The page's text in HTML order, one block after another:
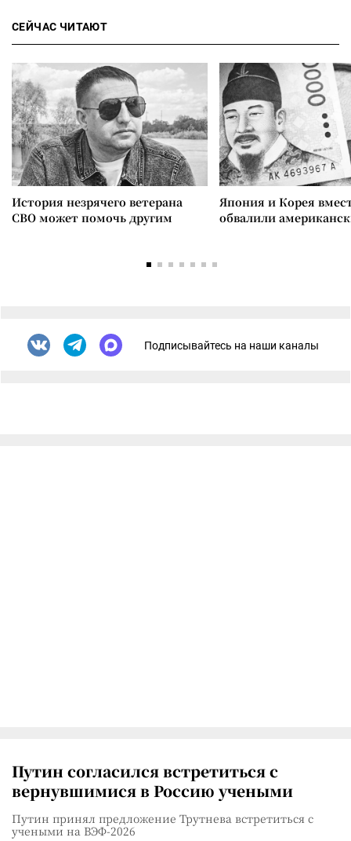
СЕЙЧАС ЧИТАЮТ
История незрячего ветерана
СВО может помочь другим
Япония и Корея
обвалили
Подписывайтесь на наши каналы
Путин согласился встретиться с
вернувшимися в Россию учеными
Путин принял предложение Трутнева встретиться с
учеными на ВЭФ-2026